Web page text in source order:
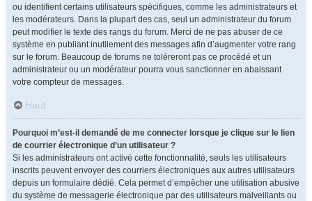
ou identifient certains utilisateurs spécifiques, comme les administrateurs et
les modérateurs. Dans la plupart des cas, seul un administrateur du forum
peut modifier le texte des rangs du forum. Merci de ne pas abuser de ce
système en publiant inutilement des messages afin d’augmenter votre rang
sur le forum. Beaucoup de forums ne toléreront pas ce procédé et un
administrateur ou un modérateur pourra vous sanctionner en abaissant
votre compteur de messages.
Haut
Pourquoi m’est-il demandé de me connecter lorsque je clique sur le lien
de courrier électronique d’un utilisateur ?
Si les administrateurs ont activé cette fonctionnalité, seuls les utilisateurs
inscrits peuvent envoyer des courriers électroniques aux autres utilisateurs
depuis un formulaire dédié. Cela permet d’empêcher une utilisation abusive
du système de messagerie électronique par des utilisateurs malveillants ou